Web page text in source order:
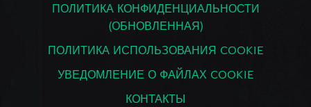
ПОЛИТИКА КОНФИДЕНЦИАЛЬНОСТИ
(ОБНОВЛЕННАЯ)
ПОЛИТИКА ИСПОЛЬЗОВАНИЯ COOKIE
УВЕДОМЛЕНИЕ О ФАЙЛАХ COOKIE
КОНТАКТЫ